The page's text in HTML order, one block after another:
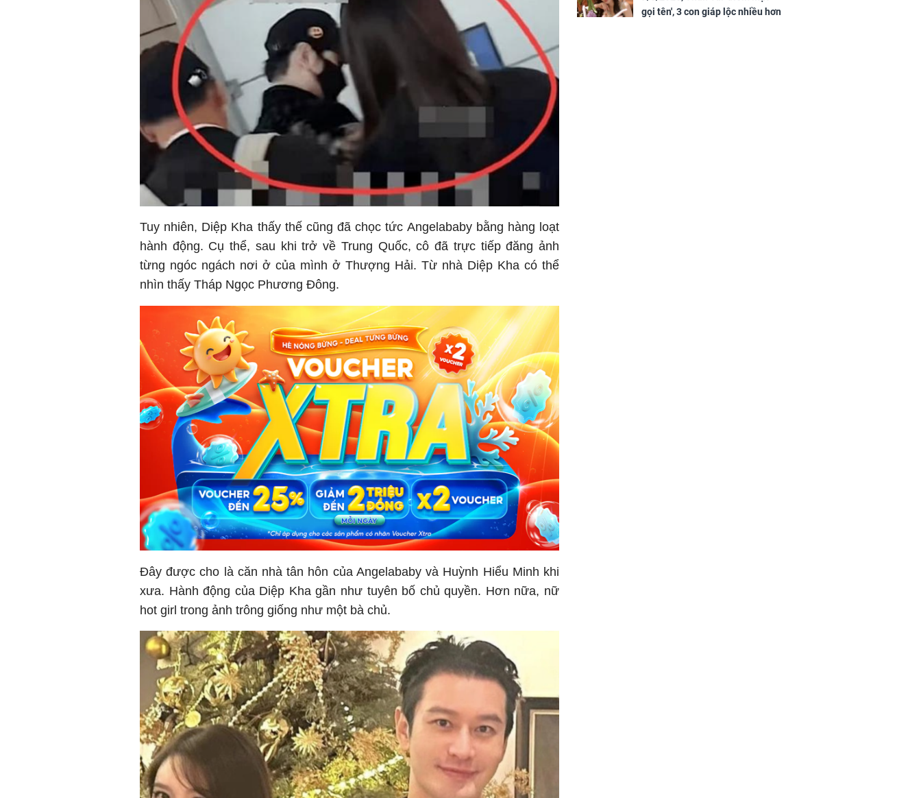
Tuy nhiên, Diệp Kha thấy thế cũng đã chọc tức Angelababy bằng hàng loạt
hành động. Cụ thể, sau khi trở về Trung Quốc, cô đã trực tiếp đăng ảnh
từng ngóc ngách nơi ở của mình ở Thượng Hải. Từ nhà Diệp Kha có thể
nhìn thấy Tháp Ngọc Phương Đông.
Đây được cho là căn nhà tân hôn của Angelababy và Huỳnh Hiểu Minh khi
xưa. Hành động của Diệp Kha gần như tuyên bố chủ quyền. Hơn nữa, nữ
hot girl trong ảnh trông giống như một bà chủ.
sung túc
gọi tên', 3 con giáp lộc nhiều hơn